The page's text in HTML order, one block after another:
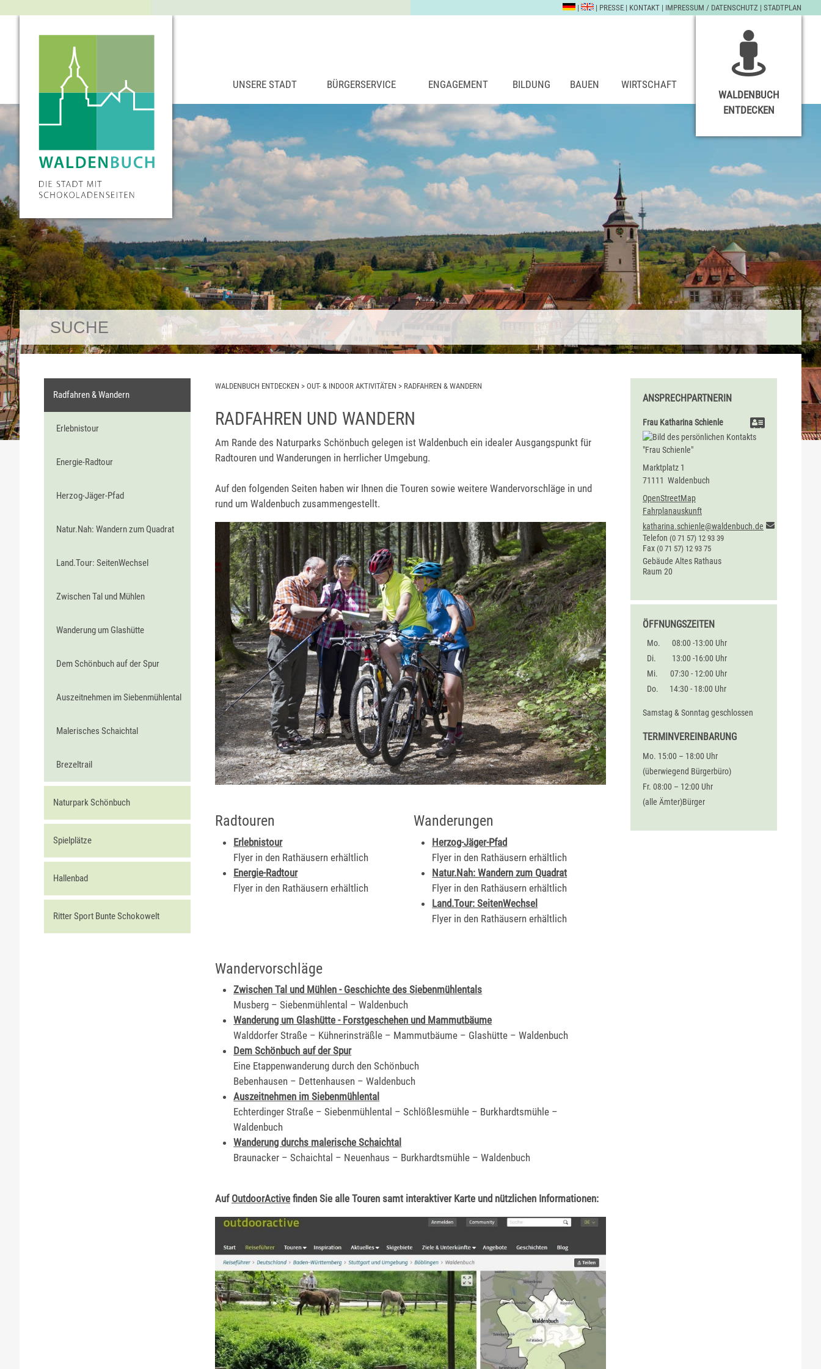
| | PRESSE | KONTAKT | IMPRESSUM / DATENSCHUTZ | STADTPLAN
UNSERE STADT BÜRGERSERVICE ENGAGEMENT BILDUNG BAUEN
WIRTSCHAFT
WALDENBUCH
ENTDECKEN
Radfahren & Wandern
Erlebnistour
Energie-Radtour
Herzog-Jäger-Pfad
Natur.Nah: Wandern zum Quadrat
Land.Tour: SeitenWechsel
Zwischen Tal und Mühlen
Wanderung um Glashütte
Dem Schönbuch auf der Spur
Auszeitnehmen im Siebenmühlental
Malerisches Schaichtal
Brezeltrail
Naturpark Schönbuch
Spielplätze
Hallenbad
Ritter Sport Bunte Schokowelt
WALDENBUCH ENTDECKEN > OUT- & INDOOR AKTIVITÄTEN > RADFAHREN & WANDERN
RADFAHREN UND WANDERN
Am Rande des Naturparks Schönbuch gelegen ist Waldenbuch ein idealer Ausgangspunkt für
Radtouren und Wanderungen in herrlicher Umgebung.
Auf den folgenden Seiten haben wir Ihnen die Touren sowie weitere Wandervorschläge in und
rund um Waldenbuch zusammengestellt.
Radtouren
Erlebnistour
Flyer in den Rathäusern erhältlich
Energie-Radtour
Flyer in den Rathäusern erhältlich
Wanderungen
Herzog-Jäger-Pfad
Flyer in den Rathäusern erhältlich
Natur.Nah: Wandern zum Quadrat
Flyer in den Rathäusern erhältlich
Land.Tour: SeitenWechsel
Flyer in den Rathäusern erhältlich
Wandervorschläge
Zwischen Tal und Mühlen - Geschichte des Siebenmühlentals
Musberg – Siebenmühlental – Waldenbuch
Wanderung um Glashütte - Forstgeschehen und Mammutbäume
Walddorfer Straße – Kühnerinsträßle – Mammutbäume – Glashütte – Waldenbuch
Dem Schönbuch auf der Spur
Eine Etappenwanderung durch den Schönbuch
Bebenhausen – Dettenhausen – Waldenbuch
Auszeitnehmen im Siebenmühlental
Echterdinger Straße – Siebenmühlental – Schlößlesmühle – Burkhardtsmühle –
Waldenbuch
Wanderung durchs malerische Schaichtal
Braunacker – Schaichtal – Neuenhaus – Burkhardtsmühle – Waldenbuch
Auf OutdoorActive finden Sie alle Touren samt interaktiver Karte und nützlichen Informationen:
ANSPRECHPARTNERIN
Frau KatharinaSchienle
Marktplatz 1
71111 Waldenbuch
OpenStreetMap
Fahrplanauskunft
katharina.schienle@waldenbuch.de
Telefon (0 71 57) 12 93 39
Fax (0 71 57) 12 93 75
Gebäude Altes Rathaus
Raum 20
ÖFFNUNGSZEITEN
Mo.
08:00 -13:00 Uhr
Di.
13:00 -16:00 Uhr
Mi.
07:30 - 12:00 Uhr
Do.
14:30 - 18:00 Uhr
Samstag & Sonntag geschlossen
TERMINVEREINBARUNG
Mo. 15:00 – 18:00 Uhr
(überwiegend Bürgerbüro)
Fr. 08:00 – 12:00 Uhr
(alle Ämter)Bürger